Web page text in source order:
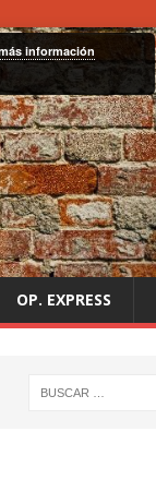
OP. EXPRESS
información